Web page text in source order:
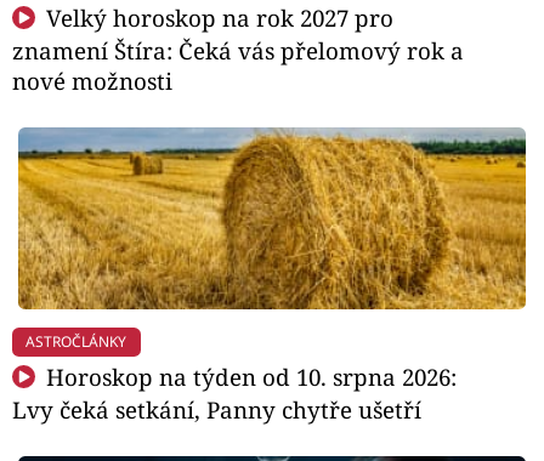
Velký horoskop na rok 2027 pro
znamení Štíra: Čeká vás přelomový rok a
nové možnosti
ASTROČLÁNKY
Horoskop na týden od 10. srpna 2026:
Lvy čeká setkání, Panny chytře ušetří